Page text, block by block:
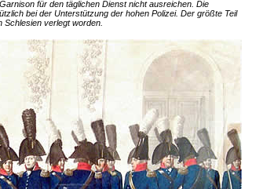
für den täglichen Dienst nicht ausreichen. Die
bei der Unterstützung der hohen Polizei. Der größte Teil
verlegt worden.